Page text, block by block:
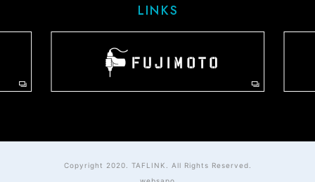
LINKS
Copyright 2020. TAFLINK. All Rights Reserved.
websapo